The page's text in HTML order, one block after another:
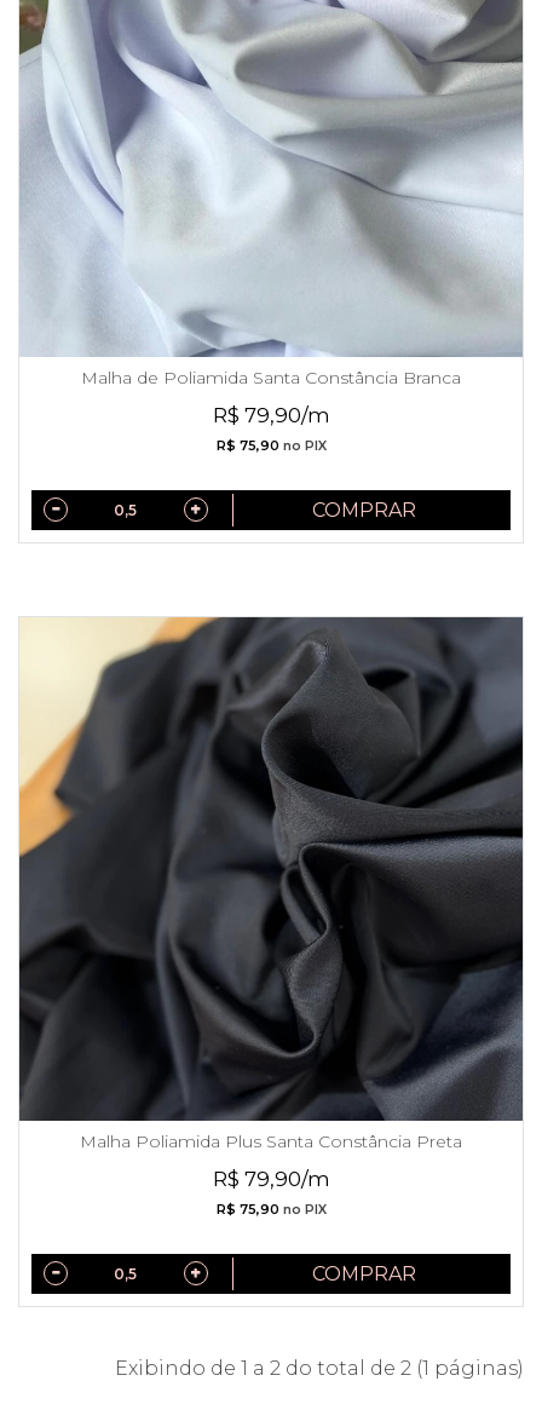
Malha de Poliamida Santa Constância Branca
R$ 79,90/m
R$ 75,90 no PIX
COMPRAR
Malha Poliamida Plus Santa Constância Preta
R$ 79,90/m
R$ 75,90 no PIX
COMPRAR
Exibindo de 1 a 2 do total de 2 (1 páginas)